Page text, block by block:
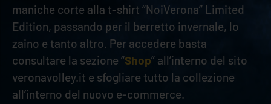
maniche corte alla t-shirt “NoiVerona” Limited
Edition, passando per il berretto invernale, lo
zaino e tanto altro. Per accedere basta
consultare la sezione “Shop” all’interno del sito
veronavolley.it e sfogliare tutto la collezione
all’interno del nuovo e-commerce.